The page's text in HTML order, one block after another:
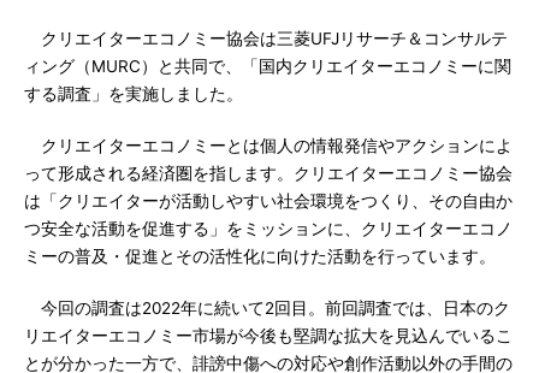
クリエイターエコノミー協会は三菱UFJリサーチ＆コンサルテ
ィング（MURC）と共同で、「国内クリエイターエコノミーに関
する調査」を実施しました。
クリエイターエコノミーとは個人の情報発信やアクションによ
って形成される経済圏を指します。クリエイターエコノミー協会
は「クリエイターが活動しやすい社会環境をつくり、その自由か
つ安全な活動を促進する」をミッションに、クリエイターエコノ
ミーの普及・促進とその活性化に向けた活動を行っています。
今回の調査は2022年に続いて2回目。前回調査では、日本のク
リエイターエコノミー市場が今後も堅調な拡大を見込んでいるこ
とが分かった一方で、誹謗中傷への対応や創作活動以外の手間の